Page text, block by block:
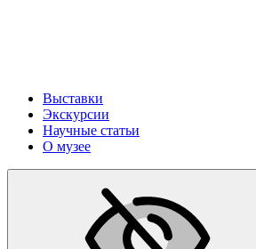
Выставки
Экскурсии
Научные статьи
О музее